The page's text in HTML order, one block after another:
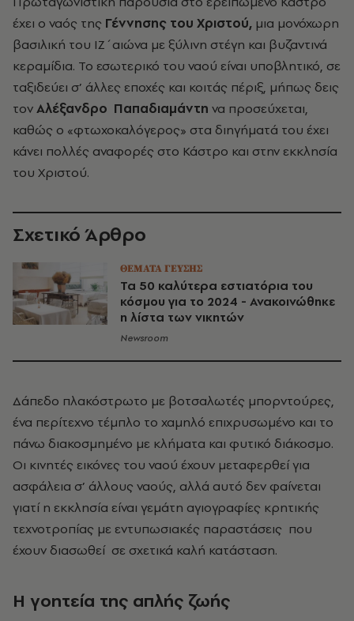
έχει ο ναός της Γέννησης του Χριστού, μια μονόχωρη
βασιλική του ΙΖ΄αιώνα με ξύλινη στέγη και βυζαντινά
κεραμίδια. Το εσωτερικό του ναού είναι υποβλητικό, σε
ταξιδεύει σ’ άλλες εποχές και κοιτάς πέριξ, μήπως δεις
τονΑλέξανδρο Παπαδιαμάντη να προσεύχεται,
καθώς ο «φτωχοκαλόγερος» στα διηγήματά του έχει
κάνει πολλές αναφορές στο Κάστρο και στην εκκλησία
του Χριστού.
Σχετικό Άρθρο
ΘΕΜΑΤΑ ΓΕΥΣΗΣ
Τα 50 καλύτερα εστιατόρια του
κόσμου για το 2024 - Ανακοινώθηκε
η λίστα των νικητών
Newsroom
Δάπεδο πλακόστρωτο με βοτσαλωτές μπορντούρες,
ένα περίτεχνο τέμπλο το χαμηλό επιχρυσωμένο και το
πάνω διακοσμημένο με κλήματα και φυτικό διάκοσμο.
Οι κινητές εικόνες του ναού έχουν μεταφερθεί για
ασφάλεια σ’ άλλους ναούς, αλλά αυτό δεν φαίνεται
γιατί η εκκλησία είναι γεμάτη αγιογραφίες κρητικής
τεχνοτροπίας με εντυπωσιακές παραστάσεις που
έχουν διασωθεί σε σχετικά καλή κατάσταση.
Η γοητεία της απλής ζωής